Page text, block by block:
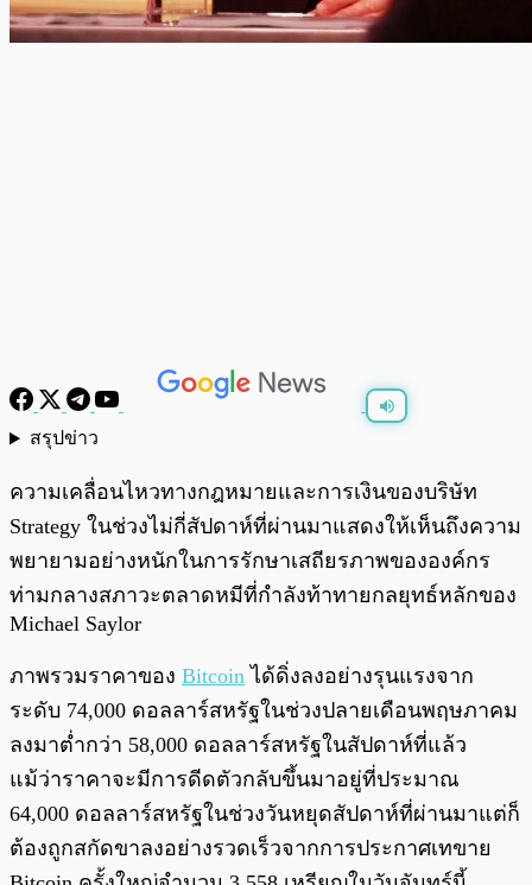
สรุปข่าว
ความเคลื่อนไหวทางกฎหมายและการเงินของบริษัท
Strategy ในช่วงไม่กี่สัปดาห์ที่ผ่านมาแสดงให้เห็นถึงความ
พยายามอย่างหนักในการรักษาเสถียรภาพขององค์กร
ท่ามกลางสภาวะตลาดหมีที่กำลังท้าทายกลยุทธ์หลักของ
Michael Saylor
ภาพรวมราคาของ Bitcoin ได้ดิ่งลงอย่างรุนแรงจาก
ระดับ 74,000 ดอลลาร์สหรัฐในช่วงปลายเดือนพฤษภาคม
ลงมาต่ำกว่า 58,000 ดอลลาร์สหรัฐในสัปดาห์ที่แล้ว
แม้ว่าราคาจะมีการดีดตัวกลับขึ้นมาอยู่ที่ประมาณ
64,000 ดอลลาร์สหรัฐในช่วงวันหยุดสัปดาห์ที่ผ่านมาแต่ก็
ต้องถูกสกัดขาลงอย่างรวดเร็วจากการประกาศเทขาย